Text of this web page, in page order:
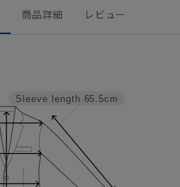
商品詳細 レビュー
Sleeve length 65.5cm